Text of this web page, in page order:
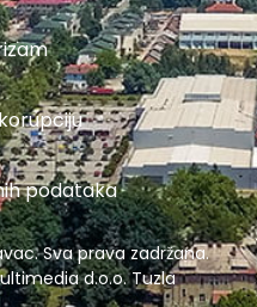
podataka
Sva prava zadržana.
d.o.o. Tuzla